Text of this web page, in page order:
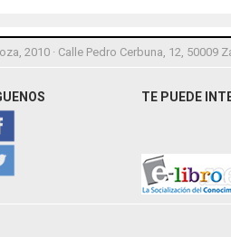
2010 · Calle Pedro Cerbuna, 12, 50009
TE PUEDE